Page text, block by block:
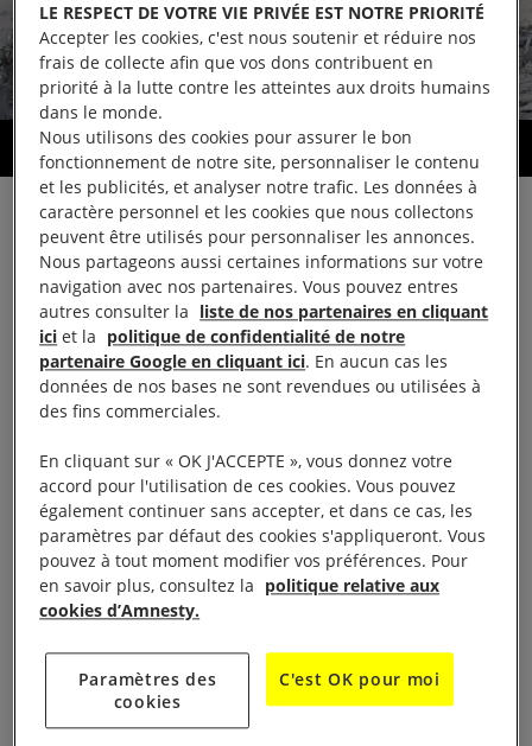
Une femme au milieu des gravats à Gaza, le 7 septembre 2025 (Photo :
Khames Alrefi/Anadolu via Getty Images)
En réponse au plan proposé par l’administration
Trump afin de mettre un terme au conflit à Gaza,
Agnès Callamard, secrétaire générale d’Amnesty
International, a déclaré :
«La priorité la plus urgente est de faire cesser le
génocide perpétré par Israël à Gaza et de libérer
tous les otages civils. Toute initiative visant à garantir
une paix durable doit être fondée sur le droit
international, respecter les droits humains de toutes
les personnes vivant dans le Territoire palestinien
occupé et en Israël, et viser à en finir
immédiatement avec l’occupation illégale et le
système d’apartheid mis en place par Israël.
Les premières mesures immédiates doivent être
LE RESPECT DE VOTRE VIE PRIVÉE EST NOTRE PRIORITÉ
Accepter les cookies, c'est nous soutenir et réduire nos
frais de collecte afin que vos dons contribuent en
priorité à la lutte contre les atteintes aux droits humains
dans le monde.
Nous utilisons des cookies pour assurer le bon
fonctionnement de notre site, personnaliser le contenu
et les publicités, et analyser notre trafic. Les données à
caractère personnel et les cookies que nous collectons
peuvent être utilisés pour personnaliser les annonces.
Nous partageons aussi certaines informations sur votre
navigation avec nos partenaires. Vous pouvez entres
autres consulter la liste de nos partenaires en cliquant
ici et la politique de confidentialité de notre
partenaire Google en cliquant ici. En aucun cas les
données de nos bases ne sont revendues ou utilisées à
des fins commerciales.
En cliquant sur « OK J'ACCEPTE », vous donnez votre
accord pour l'utilisation de ces cookies. Vous pouvez
également continuer sans accepter, et dans ce cas, les
paramètres par défaut des cookies s'appliqueront. Vous
pouvez à tout moment modifier vos préférences. Pour
en savoir plus, consultez la politique relative aux
cookies d’Amnesty.
Paramètres des
cookies
C'est OK pour moi